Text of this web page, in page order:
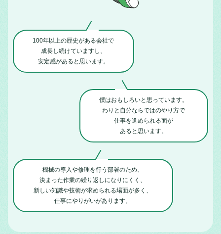
100年以上の歴史がある会社で
成長し続けていますし、
安定感があると思います。
僕はおもしろいと思っています。
わりと自分ならではのやり方で
仕事を進められる面が
あると思います。
機械の導入や修理を行う部署のため、
決まった作業の繰り返しになりにくく、
新しい知識や技術が求められる場面が多く、
仕事にやりがいがあります。